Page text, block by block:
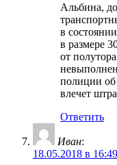
Альбина,
в
в размере
от
полиции об
влечет
Ответить
Иван:
18.05.2018 в 16:49